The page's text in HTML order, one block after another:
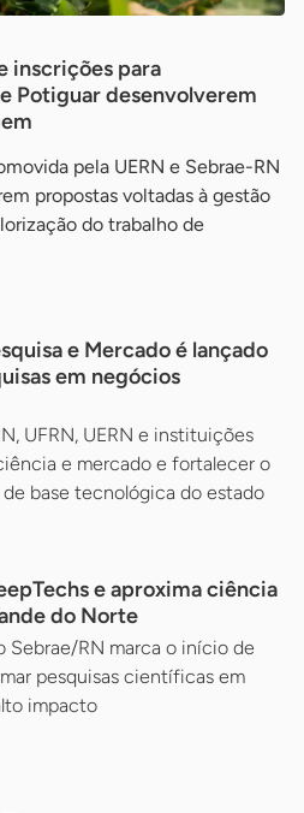
inscrições para
Potiguar desenvolverem
pela UERN e Sebrae-RN
propostas voltadas à gestão
do trabalho de
e Mercado é lançado
em negócios
UFRN, UERN e instituições
e mercado e fortalecer o
base tecnológica do estado
e aproxima ciência
do Norte
Sebrae/RN marca o início de
pesquisas científicas em
impacto